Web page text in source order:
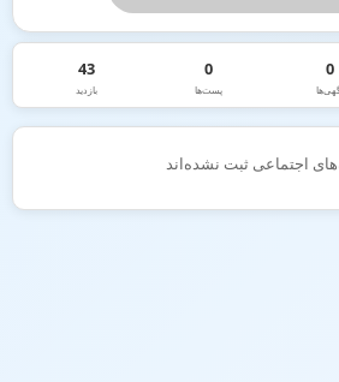
0
0
پست‌ها
43
بازدید
اجتماعی ثبت نشده‌اند